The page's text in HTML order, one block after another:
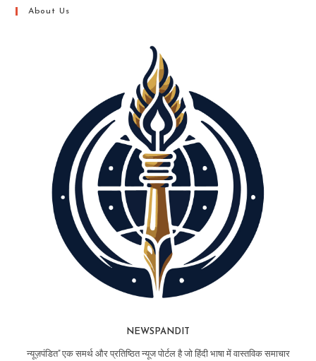
About Us
NEWSPANDIT
न्यूज़पंडित" एक समर्थ और प्रतिष्ठित न्यूज पोर्टल है जो हिंदी भाषा में वास्तविक समाचार